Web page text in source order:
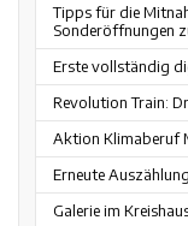
Tipps für die
Sonderöffnungen
Erste vollständig
Revolution Train:
Aktion Klimaberuf
Erneute
Galerie im